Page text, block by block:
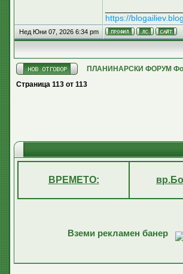
https://
Нед Юни 07, 2026 6:34 pm
ПЛАНИНАРСКИ ФОРУМ
Страница 113 от 113
ВРЕМЕТО:
Вземи рекламен банер